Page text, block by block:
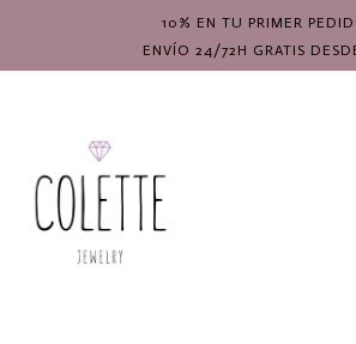
10% EN TU PRIMER
ENVÍO 24/72H GRATIS